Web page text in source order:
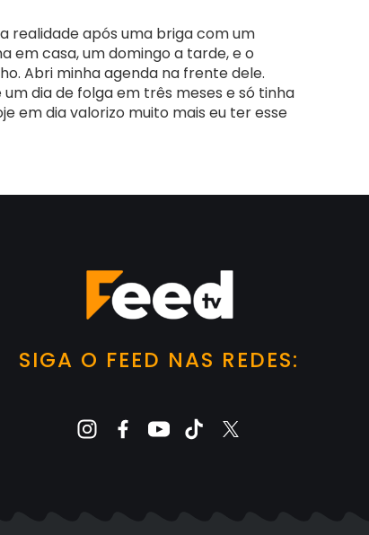
realidade após uma briga com um
em casa, um domingo a tarde, e o
Abri minha agenda na frente dele.
dia de folga em três meses e só tinha
em dia valorizo muito mais eu ter esse
SIGA O FEED NAS REDES: